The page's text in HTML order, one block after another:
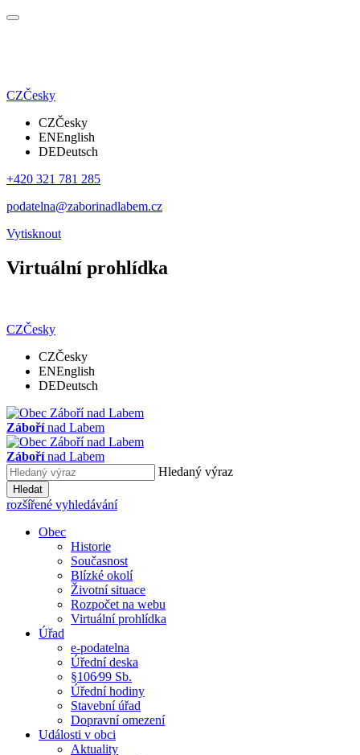
CZČesky
CZČesky
ENEnglish
DEDeutsch
+420 321 781 285
podatelna@zaborinadlabem.cz
Vytisknout
Virtuální prohlídka
CZČesky
CZČesky
ENEnglish
DEDeutsch
Zábořínad Labem
Zábořínad Labem
Hledaný výraz
Hledat
rozšířené vyhledávání
Obec
Historie
Současnost
Blízké okolí
Životní situace
Rozpočet na webu
Virtuální prohlídka
Úřad
e-podatelna
Úřední deska
§106⁄99 Sb.
Úřední hodiny
Stavební úřad
Dopravní omezení
Události v obci
Aktuality